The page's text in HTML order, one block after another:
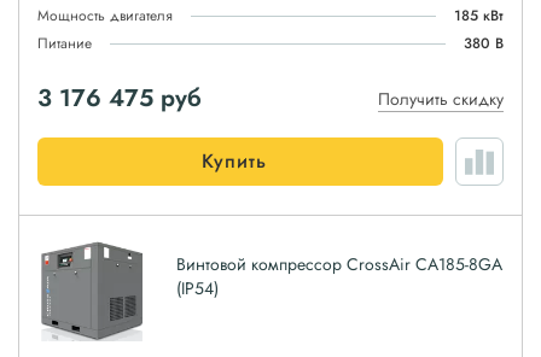
Мощность двигателя
185 кВт
Питание
380 В
3 176 475 руб Получить скидку
Купить
Винтовой компрессор CrossAir CA185-8GA
(IP54)